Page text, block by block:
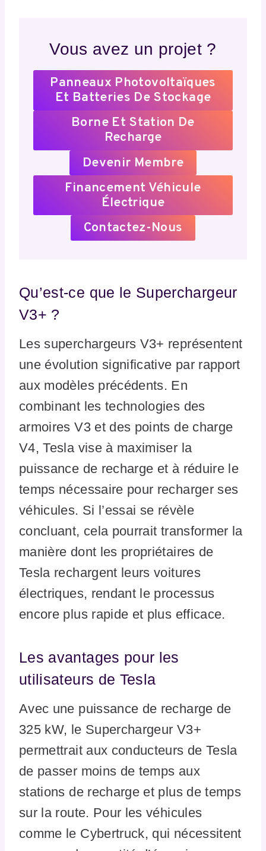
Vous avez un projet ?
Panneaux Photovoltaïques
Et Batteries De Stockage
Borne Et Station De
Recharge
Devenir Membre
Financement Véhicule
Électrique
Contactez-Nous
Qu’est-ce que le Superchargeur
V3+ ?
Les superchargeurs V3+ représentent
une évolution significative par rapport
aux modèles précédents. En
combinant les technologies des
armoires V3 et des points de charge
V4, Tesla vise à maximiser la
puissance de recharge et à réduire le
temps nécessaire pour recharger ses
véhicules. Si l’essai se révèle
concluant, cela pourrait transformer la
manière dont les propriétaires de
Tesla rechargent leurs voitures
électriques, rendant le processus
encore plus rapide et plus efficace.
Les avantages pour les
utilisateurs de Tesla
Avec une puissance de recharge de
325 kW, le Superchargeur V3+
permettrait aux conducteurs de Tesla
de passer moins de temps aux
stations de recharge et plus de temps
sur la route. Pour les véhicules
comme le Cybertruck, qui nécessitent